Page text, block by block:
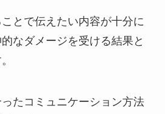
とで伝えたい内容が十分に
なダメージを受ける結果と
たコミュニケーション方法